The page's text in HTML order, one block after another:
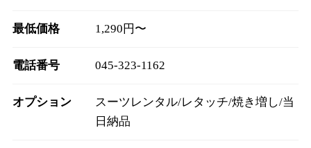
最低価格 1,290円〜
電話番号 045-323-1162
オプション
スーツレンタル/レタッチ/焼き増し/当
日納品